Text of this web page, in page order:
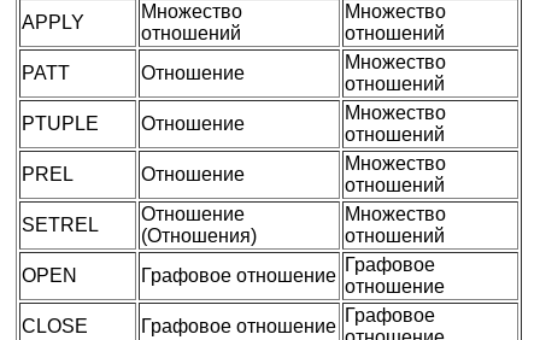
APPLY
Множество
отношений
Множество
отношений
PATT
Отношение
Множество
отношений
PTUPLE
Отношение
Множество
отношений
PREL
Отношение
Множество
отношений
SETREL
Отношение
(Отношения)
Множество
отношений
OPEN
Графовое отношение
Графовое
отношение
CLOSE
Графовое отношение
Графовое